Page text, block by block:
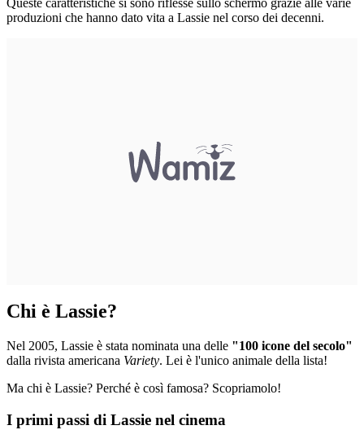
produzioni che hanno dato vita a Lassie nel corso dei decenni.
Chi è Lassie?
Nel 2005, Lassie è stata nominata una delle "100 icone del secolo"
dalla rivista americana Variety. Lei è l'unico animale della lista!
Ma chi è Lassie? Perché è così famosa? Scopriamolo!
I primi passi di Lassie nel cinema